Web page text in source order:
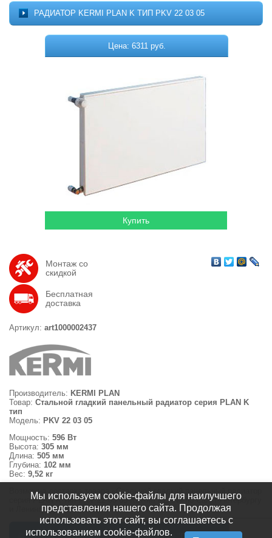
О ПРОЕКТЕ
ДОСТАВКА
КОНТАКТЫ
Комплектующие для котельных
РАДИАТОР KERMI PLAN K ТИП PKV 22 03 05
Цена: 6311 руб.
Монтаж со
скидкой
Бесплатная
доставка
Артикул: art1000002437
Производитель: KERMI PLAN
Товар: Стальной гладкий панельный радиатор серия PLAN K
тип
Модель: PKV 22 03 05
Мощность: 596 Вт
Высота: 305 мм
Длина: 505 мм
Глубина: 102 мм
Вес: 9,52 кг
Возможна доставка товара «Стальной гладкий панельный радиатор
серия PLAN K тип PKV 22 03 05 KERMI PLAN» по Санкт-Петербургу
и Ленинградской области.
Мы используем cookie-файлы для наилучшего
представления нашего сайта. Продолжая
использовать этот сайт, вы соглашаетесь с
использованием cookie-файлов.